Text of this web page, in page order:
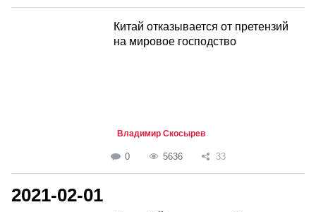
Китай отказывается от претензий
на мировое господство
Владимир Скосырев
0 5636 33
2021-02-01